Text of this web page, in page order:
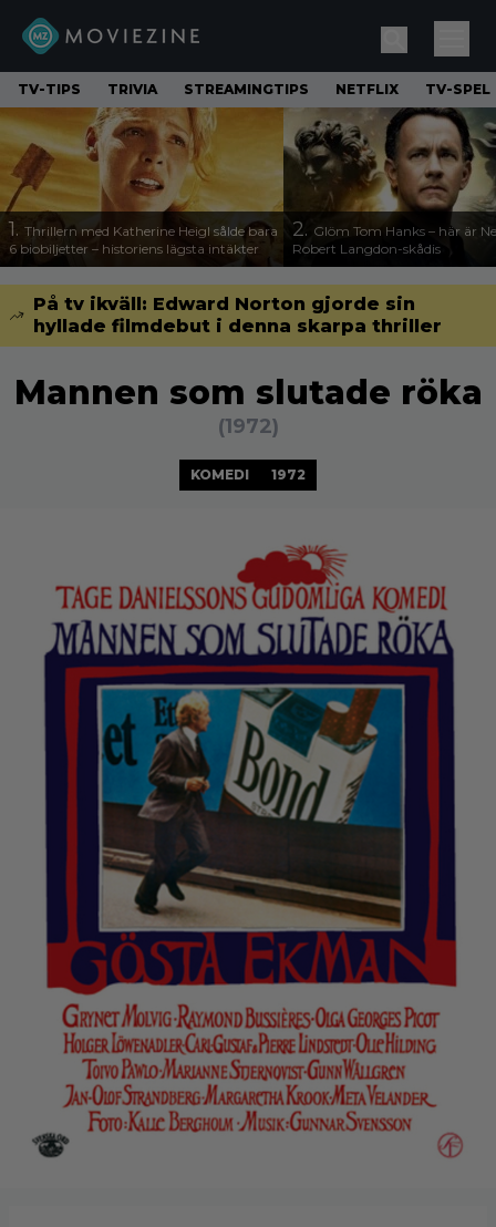
TV-TIPS TRIVIA STREAMINGTIPS NETFLIX TV-SPEL
1. Thrillern med Katherine Heigl sålde bara
6 biobiljetter – historiens lägsta intäkter
2. Glöm Tom Hanks – här är
Robert Langdon-skådis
På tv ikväll: Edward Norton gjorde sin
hyllade filmdebut i denna skarpa thriller
Mannen som slutade röka
(1972)
KOMEDI 1972